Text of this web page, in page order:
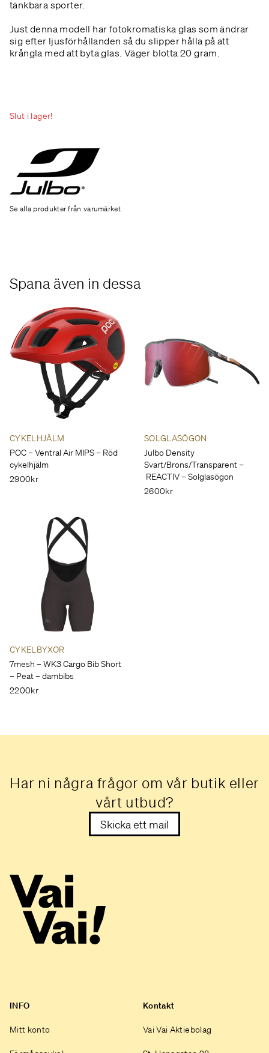
tänkbara sporter.
Just denna modell har fotokromatiska glas som ändrar
sig efter ljusförhållanden så du slipper hålla på att
krångla med att byta glas. Väger blotta 20 gram.
Slut i lager!
Se alla produkter från varumärket
Spana även in dessa
CYKELHJÄLM
POC – Ventral Air MIPS – Röd
cykelhjälm
2900kr
SOLGLASÖGON
Julbo Density
Svart/Brons/Transparent –
REACTIV – Solglasögon
2600kr
CYKELBYXOR
7mesh – WK3 Cargo Bib Short
– Peat – dambibs
2200kr
Har ni några frågor om vår butik eller
vårt utbud?
Skicka ett mail
INFO
Mitt konto
Kontakt
Vai Vai Aktiebolag